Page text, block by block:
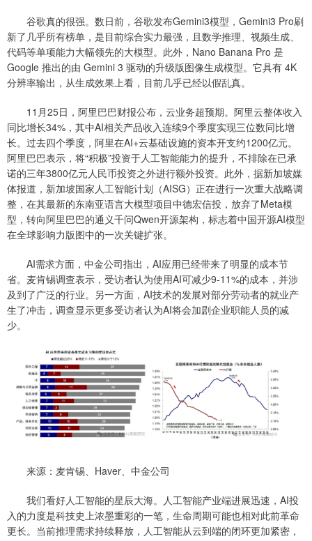
谷歌真的很强。数日前，谷歌发布Gemini3模型，Gemini3 Pro刷
新了几乎所有榜单，是目前综合实力最强，且数学推理、视频生成、
代码等单项能力大幅领先的大模型。此外，Nano Banana Pro 是
Google 推出的由 Gemini 3 驱动的升级版图像生成模型。它具有 4K
分辨率输出，从生成效果上看，目前几乎已经以假乱真。
11月25日，阿里巴巴财报公布，云业务超预期。阿里云整体收入
同比增长34%，其中AI相关产品收入连续9个季度实现三位数同比增
长。过去四个季度，阿里在AI+云基础设施的资本开支约1200亿元。
阿里巴巴表示，将“积极”投资于人工智能能力的提升，不排除在已承
诺的三年3800亿元人民币投资之外进行额外投资。此外，据新加坡媒
体报道，新加坡国家人工智能计划（AISG）正在进行一次重大战略调
整，在其最新的东南亚语言大模型项目中德宏信投，放弃了Meta模
型，转向阿里巴巴的通义千问Qwen开源架构，标志着中国开源AI模型
在全球影响力版图中的一次关键扩张。
AI需求方面，中金公司指出，AI应用已经带来了明显的成本节
省。麦肯锡调查表示，受访者认为使用AI可减少9-11%的成本，并涉
及到了广泛的行业。另一方面，AI技术的发展对部分劳动者的就业产
生了冲击，调查显示更多受访者认为AI将会加剧企业职能人员的减
少。
来源：麦肯锡、Haver、中金公司
我们看好人工智能的星辰大海。人工智能产业端进展迅速，AI投
入的力度是科技史上浓墨重彩的一笔，生命周期可能也相对此前革命
更长。当前推理需求持续释放，人工智能从云到端的闭环更加紧密，